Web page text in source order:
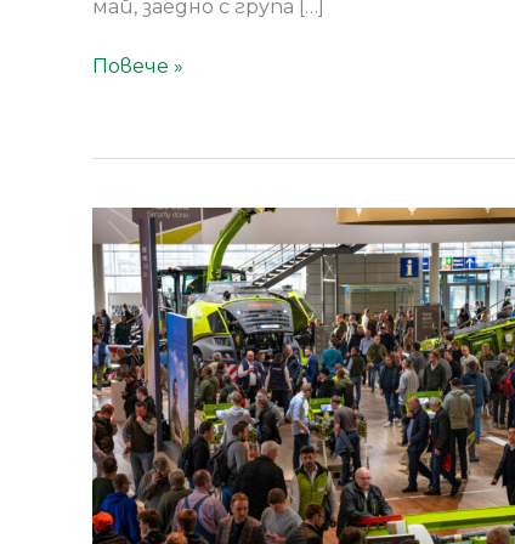
май, заедно с група […]
Повече »
CLAAS
на
Агритехника
2023
–
Галерия